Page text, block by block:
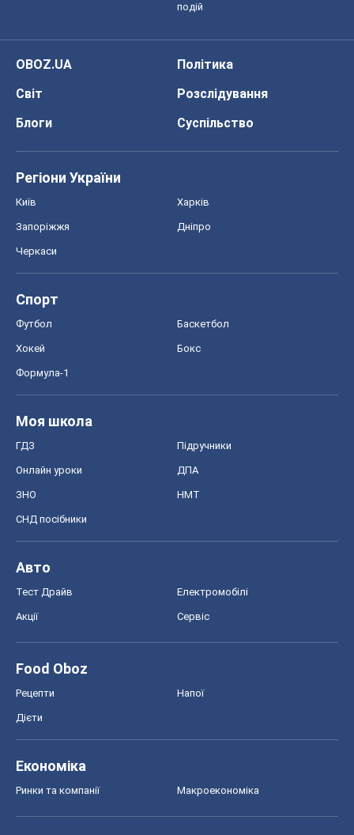
подій
OBOZ.UA
Політика
Світ
Розслідування
Блоги
Суспільство
Регіони України
Київ Харків
Запоріжжя Дніпро
Черкаси
Спорт
Футбол Баскетбол
Хокей Бокс
Формула-1
Моя школа
ГДЗ Підручники
Онлайн уроки ДПА
ЗНО НМТ
СНД посібники
Авто
Тест Драйв Електромобілі
Акції Сервіс
Food Oboz
Рецепти Напої
Дієти
Економіка
Ринки та компанії Макроекономіка